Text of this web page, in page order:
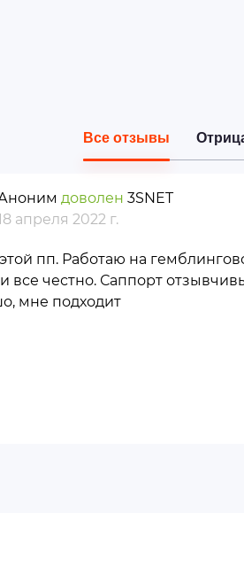
Все отзывы
доволен 3SNET
апреля 2022 г.
пп. Работаю на
все честно. Саппорт
мне подходит